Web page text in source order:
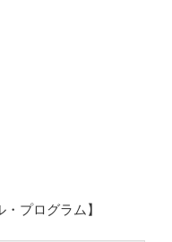
プログラム】